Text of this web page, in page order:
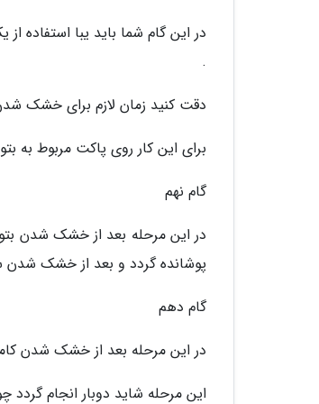
در این گام شما باید یبا استفاده
.
دقت کنید زمان لازم برای خشک
برای این کار روی پاکت مربوط به
گام نهم
در این مرحله بعد از خشک شدن
پوشانده گردد و بعد از خشک شدن
گام دهم
در این مرحله بعد از خشک شدن
این مرحله شاید دوبار انجام